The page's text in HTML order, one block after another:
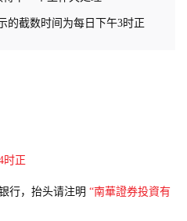
的截数时间为每日下午3时正
时正
行，抬头请注明“南華證券投資有